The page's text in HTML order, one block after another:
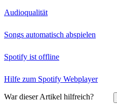
Audioqualität
Songs automatisch abspielen
Spotify ist offline
Hilfe zum Spotify Webplayer
War dieser Artikel hilfreich?